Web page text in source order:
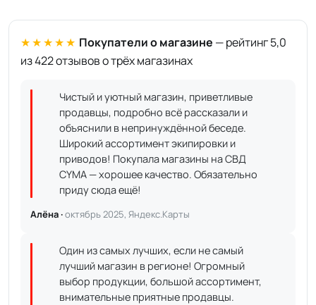
★★★★★ Покупатели о магазине — рейтинг 5,0
из 422 отзывов о трёх магазинах
Чистый и уютный магазин, приветливые
продавцы, подробно всё рассказали и
объяснили в непринуждённой беседе.
Широкий ассортимент экипировки и
приводов! Покупала магазины на СВД
CYMA — хорошее качество. Обязательно
приду сюда ещё!
Алёна ·октябрь 2025, Яндекс.Карты
Один из самых лучших, если не самый
лучший магазин в регионе! Огромный
выбор продукции, большой ассортимент,
внимательные приятные продавцы.